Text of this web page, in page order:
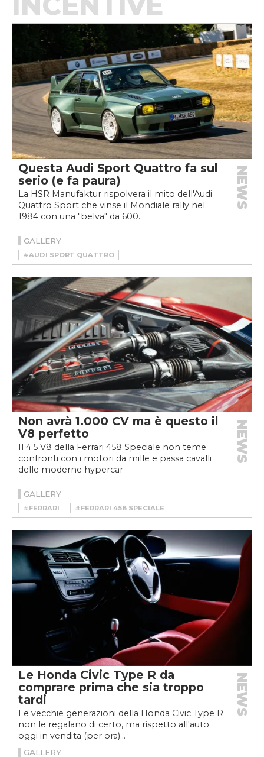
Questa Audi Sport Quattro fa sul
serio (e fa paura)
La HSR Manufaktur rispolvera il mito dell'Audi
Quattro Sport che vinse il Mondiale rally nel
1984 con una "belva" da 600...
NEWS
GALLERY
#AUDI SPORT QUATTRO
#HSR MANUFAKTUR
#RESTOMOD
Non avrà 1.000 CV ma è questo il
V8 perfetto
Il 4.5 V8 della Ferrari 458 Speciale non teme
confronti con i motori da mille e passa cavalli
delle moderne hypercar
NEWS
GALLERY
#FERRARI #FERRARI 458 SPECIALE
Le Honda Civic Type R da
comprare prima che sia troppo
tardi
Le vecchie generazioni della Honda Civic Type R
non le regalano di certo, ma rispetto all'auto
oggi in vendita (per ora)...
NEWS
GALLERY